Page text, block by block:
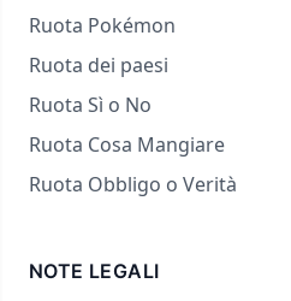
Ruota Pokémon
Ruota dei paesi
Ruota Sì o No
Ruota Cosa Mangiare
Ruota Obbligo o Verità
NOTE LEGALI